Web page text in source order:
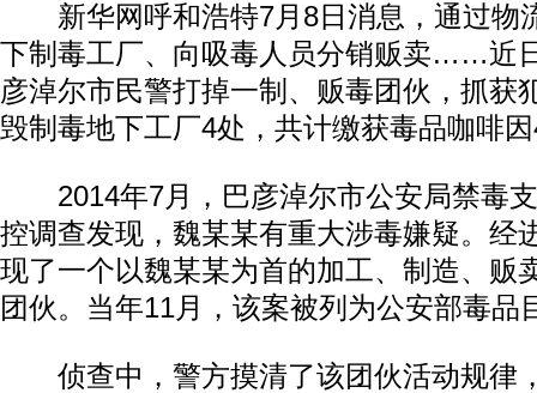
新华网呼和浩特7月8日消息，通过物
下制毒工厂、向吸毒人员分销贩卖……近
彦淖尔市民警打掉一制、贩毒团伙，抓获
毁制毒地下工厂4处，共计缴获毒品咖啡
2014年7月，巴彦淖尔市公安局禁毒支
控调查发现，魏某某有重大涉毒嫌疑。经
现了一个以魏某某为首的加工、制造、贩
团伙。当年11月，该案被列为公安部毒品
侦查中，警方摸清了该团伙活动规律